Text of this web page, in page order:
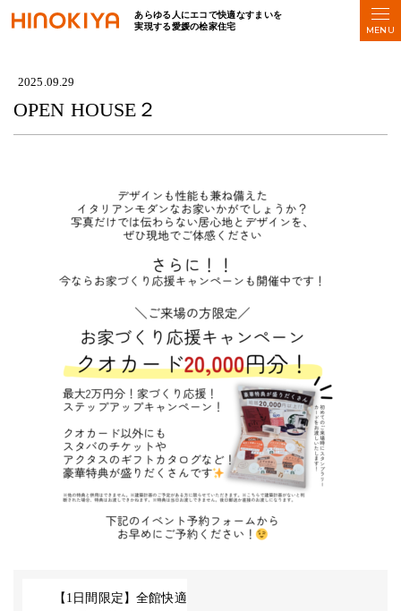
あらゆる人にエコで快適なすまいを
実現する愛媛の桧家住宅
OPEN HOUSE２
2025.09.29
OPEN HOUSE２
【1日間限定】全館快適